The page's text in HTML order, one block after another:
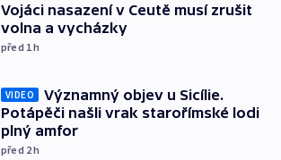
Vojáci nasazení v Ceutě musí zrušit
volna a vycházky
před 1h
VIDEO
Významný objev u Sicílie.
Potápěči našli vrak starořímské lodi
plný amfor
před 2h